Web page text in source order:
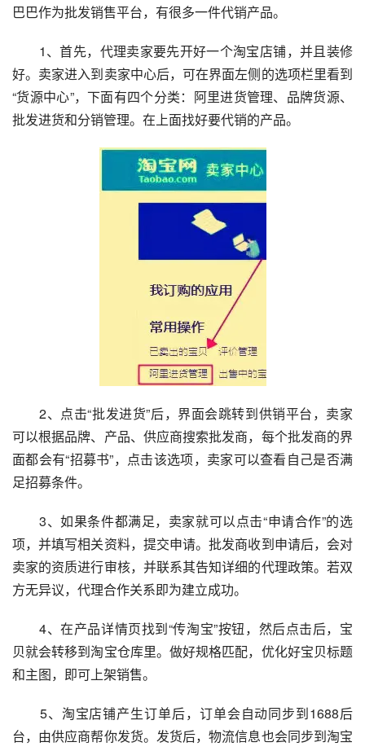
巴巴作为批发销售平台，有很多一件代销产品。
1、首先，代理卖家要先开好一个淘宝店铺，并且装修
好。卖家进入到卖家中心后，可在界面左侧的选项栏里看到
“货源中心”，下面有四个分类：阿里进货管理、品牌货源、
批发进货和分销管理。在上面找好要代销的产品。
2、点击“批发进货”后，界面会跳转到供销平台，卖家
可以根据品牌、产品、供应商搜索批发商，每个批发商的界
面都会有“招募书”，点击该选项，卖家可以查看自己是否满
足招募条件。
3、如果条件都满足，卖家就可以点击“申请合作”的选
项，并填写相关资料，提交申请。批发商收到申请后，会对
卖家的资质进行审核，并联系其告知详细的代理政策。若双
方无异议，代理合作关系即为建立成功。
4、在产品详情页找到“传淘宝”按钮，然后点击后，宝
贝就会转移到淘宝仓库里。做好规格匹配，优化好宝贝标题
和主图，即可上架销售。
5、淘宝店铺产生订单后，订单会自动同步到1688后
台，由供应商帮你发货。发货后，物流信息也会同步到淘宝